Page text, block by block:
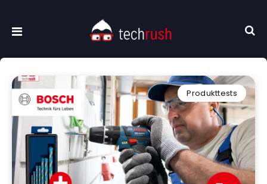
Produkttests